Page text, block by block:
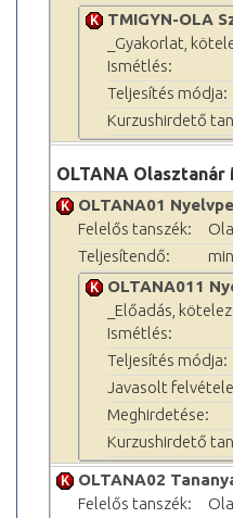
TMIGYN-OLA
_Gyakorlat,
Ismétlés:
Teljesítés módja:
Kurzushirdető
OLTANA
OLTANA01
Felelős tanszék:
Teljesítendő:
OLTANA011
_Előadás,
Ismétlés:
Teljesítés módja:
Javasolt
Meghirdetése:
Kurzushirdető
OLTANA02
Felelős tanszék: